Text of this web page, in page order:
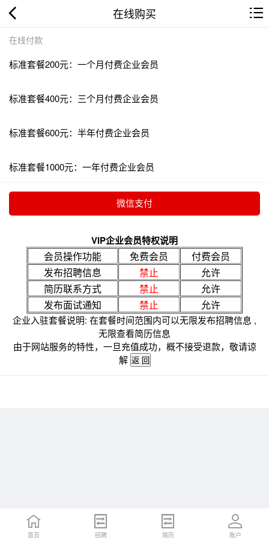
在线购买
在线付款
标准套餐200元：一个月付费企业会员
标准套餐400元：三个月付费企业会员
标准套餐600元：半年付费企业会员
标准套餐1000元：一年付费企业会员
VIP企业会员特权说明
会员操作功能 免费会员
付费会员
发布招聘信息
禁止
允许
简历联系方式
禁止
允许
发布面试通知
禁止 允许
企业入驻套餐说明: 在套餐时间范围内可以无限发布招聘信息 ,
无限查看简历信息
由于网站服务的特性，一旦充值成功，概不接受退款，敬请谅
解
首页 招聘 简历 账户